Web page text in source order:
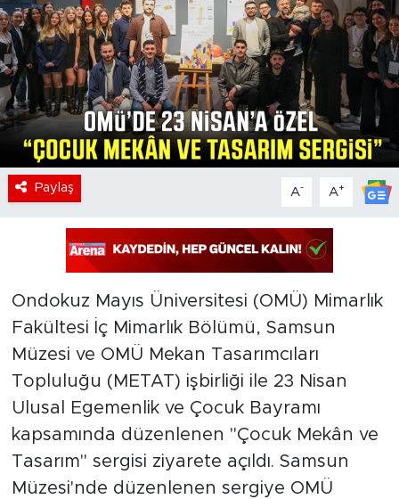
Paylaş A- A+
Ondokuz Mayıs Üniversitesi (OMÜ) Mimarlık
Fakültesi İç Mimarlık Bölümü, Samsun
Müzesi ve OMÜ Mekan Tasarımcıları
Topluluğu (METAT) işbirliği ile 23 Nisan
Ulusal Egemenlik ve Çocuk Bayramı
kapsamında düzenlenen "Çocuk Mekân ve
Tasarım" sergisi ziyarete açıldı. Samsun
Müzesi'nde düzenlenen sergiye OMÜ